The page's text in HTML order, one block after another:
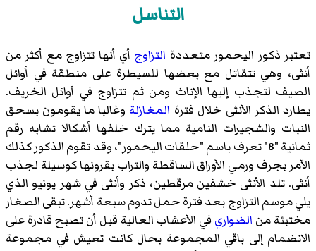
التناسل
تعتبر ذكور اليحمور متعددة التزاوج أي أنها تتزاوج مع أكثر من
أنثى، وهي تتقاتل مع بعضها للسيطرة على منطقة في أوائل
الصيف لتجذب إليها الإناث ومن ثم تتزاوج في أوائل الخريف.
يطارد الذكر الأنثى خلال فترة المغازلة وغالبا ما يقومون بسحق
النبات والشجيرات النامية مما يترك خلفها أشكالا تشابه رقم
ثمانية "8" تعرف باسم "حلقات اليحمور"، وقد تقوم الذكور كذلك
الأمر بجرف ورمي الأوراق الساقطة والتراب بقرونها كوسيلة لجذب
أنثى. تلد الأنثى خشفين مرقطين، ذكر وأنثى في شهر يونيو الذي
يلي موسم التزاوج بعد فترة حمل تدوم سبعة أشهر. تبقى الصغار
مختبئة من الضواريفي الأعشاب العالية قبل أن تصبح قادرة على
الانضمام إلى باقي المجموعة بحال كانت تعيش في مجموعة